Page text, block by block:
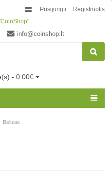
Prisijungti Registruotis
info@coinshop.lt
- 0.00€
Belizas